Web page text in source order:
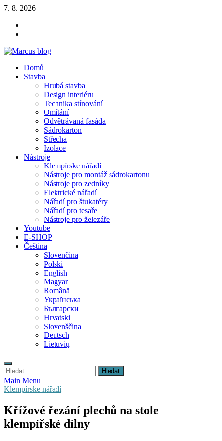
Skip
content
7. 8. 2026
NÁRADIE
Marcus blog
Stavebné profily, náradie, izolácie
Domů
Stavba
Hrubá stavba
Design interiéru
Technika stínování
Omítání
Odvětrávaná fasáda
Sádrokarton
Střecha
Izolace
Nástroje
Klempírske nářadí
Nástroje pro montáž sádrokartonu
Nástroje pro zedníky
Elektrické nářadí
Nářadí pro štukatéry
Nářadí pro tesaře
Nástroje pro železáře
Youtube
E-SHOP
Čeština
Slovenčina
Polski
English
Magyar
Română
Українська
Български
Hrvatski
Slovenščina
Deutsch
Lietuvių
Vyhledávání
Main Menu
Klempírske nářadí
Křížové řezání plechů na stole
klempířské dílny